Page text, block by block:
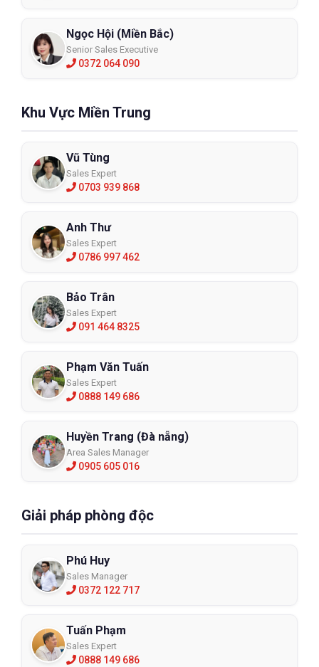
Ngọc Hội (Miền Bắc)
Senior Sales Executive
0372 064 090
Khu Vực Miền Trung
Vũ Tùng
Sales Expert
0703 939 868
Anh Thư
Sales Expert
0786 997 462
Bảo Trân
Sales Expert
091 464 8325
Phạm Văn Tuấn
Sales Expert
0888 149 686
Huyền Trang (Đà nẵng)
Area Sales Manager
0905 605 016
Giải pháp phòng độc
Phú Huy
Sales Manager
0372 122 717
Tuấn Phạm
Sales Expert
0888 149 686